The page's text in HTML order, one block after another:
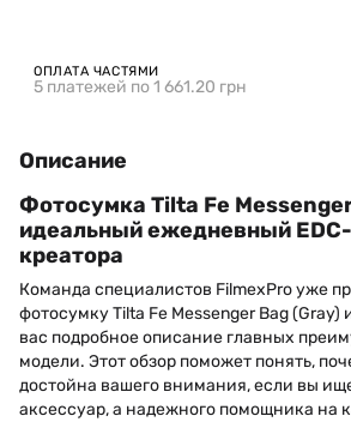
ОПЛАТА ЧАСТЯМИ
5 платежей по 1 661.20 грн
Описание
Фотосумка Tilta Fe
идеальный ежедневный
креатора
Команда специалистов FilmexPro уже
фотосумку Tilta Fe Messenger Bag (Gray)
вас подробное описание главных
модели. Этот обзор поможет понять,
достойна вашего внимания, если вы
аксессуар, а надежного помощника на